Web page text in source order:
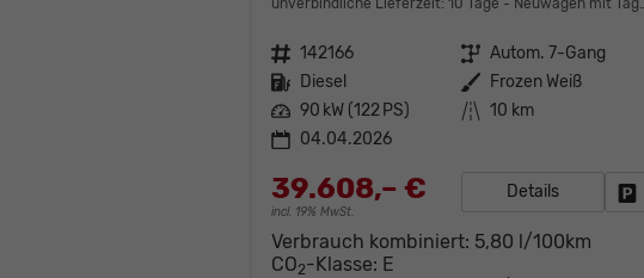
unverbindliche Lieferzeit: 10 Tage Neuwagen mit Tageszulassung
Fahrzeugnr. 142166 Getriebe Autom. 7-Gang
Kraftstoff Diesel Außenfarbe Frozen Weiß
Leistung 90 kW (122 PS) Kilometerstand 10 km
04.04.2026
39.608,– €
incl. 19% MwSt.
Details
Verbrauch kombiniert: 5,80 l/100km
CO2-Klasse: E